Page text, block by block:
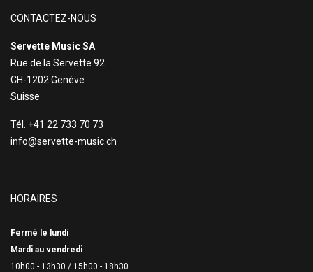
CONTACTEZ-NOUS
Servette Music SA
Rue de la Servette 92
CH-1202 Genève
Suisse
Tél. +41 22 733 70 73
info@servette-music.ch
HORAIRES
Fermé le lundi
Mardi au vendredi
10h00 - 13h30 / 15h00 - 18h30